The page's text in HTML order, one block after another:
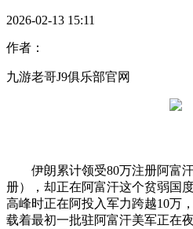
2026-02-13 15:11
作者：
九游老哥J9俱乐部官网
伊朗累计领受80万注册阿富汗
册），却正在阿富汗这个贫弱国
高峰时正在阿投入军力跨越10万
载着最初一批驻阿富汗美军正在